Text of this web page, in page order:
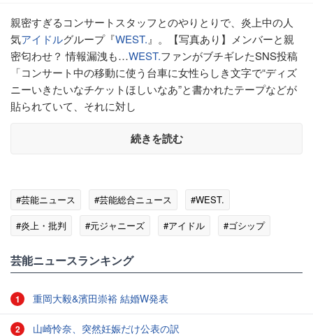
親密すぎるコンサートスタッフとのやりとりで、炎上中の人
気アイドルグループ『WEST. 』。【写真あり】メンバーと親
密匂わせ？ 情報漏洩も…WEST.ファンがブチギレたSNS投稿
「コンサート中の移動に使う台車に女性らしき文字で“ディズ
ニーいきたいなチケットほしいなあ”と書かれたテープなどが
貼られていて、それに対し
続きを読む
#芸能ニュース #芸能総合ニュース
#WEST.
#炎上・批判
#元ジャニーズ #アイドル #ゴシップ
芸能ニュースランキング
1 重岡大毅&濱田崇裕 結婚W発表
2 山崎怜奈、突然妊娠だけ公表の訳